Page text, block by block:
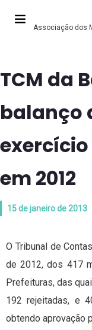
Associação dos
TCM da
balanço
exercício
em 2012
15 de janeiro de 2013
O Tribunal de
de 2012, dos 417
Prefeituras, das
192 rejeitadas, e
obtendo aprovação